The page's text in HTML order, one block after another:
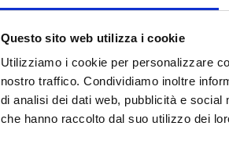
Questo sito web utilizza i cookie
Utilizziamo i cookie per personalizzare
nostro traffico. Condividiamo inoltre
di analisi dei dati web, pubblicità e
che hanno raccolto dal suo utilizzo dei